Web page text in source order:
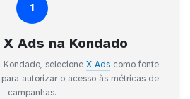
1
Ads na Kondado
selecione X Ads como fonte
autorizar o acesso às métricas de
campanhas.